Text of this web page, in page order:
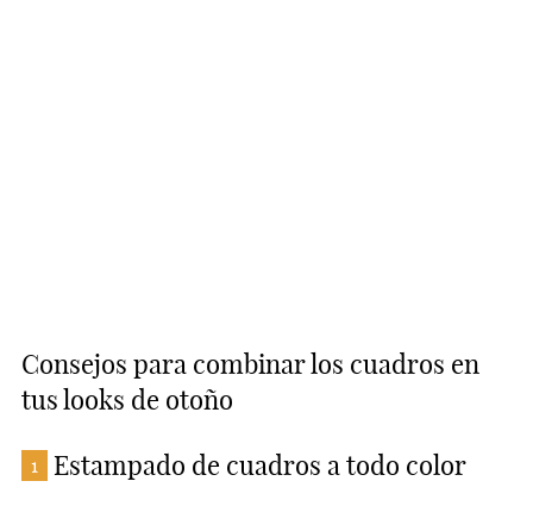
Consejos para combinar los cuadros en
tus looks de otoño
1 Estampado de cuadros a todo color